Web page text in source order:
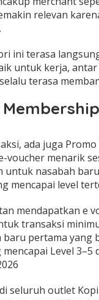
relevan
ini terasa
untuk kerja,
terasa
ada juga
voucher menarik
untuk nasabah
mencapai level
mendapatkan e
transaksi
baru pertama yang
Level
seluruh outlet